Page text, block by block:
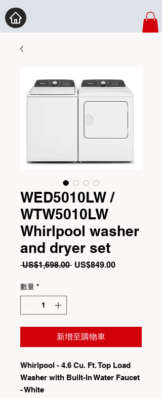
WED5010LW /
WTW5010LW
Whirlpool washer
and dryer set
US$1,698.00 一US$849.00促
數量 *
新增至購物車
Whirlpool - 4.6 Cu. Ft. Top Load
Washer with Built-In Water Faucet
- White